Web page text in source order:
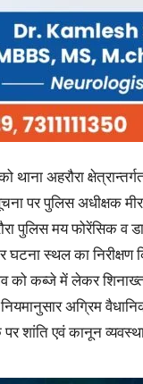
अहरौरा
पर पुलिस अधीक्षक
पुलिस मय फोरेंसिक व
स्थल का निरीक्षण
शव को कब्जे में लेकर
अग्रिम
पर शांति एवं कानून